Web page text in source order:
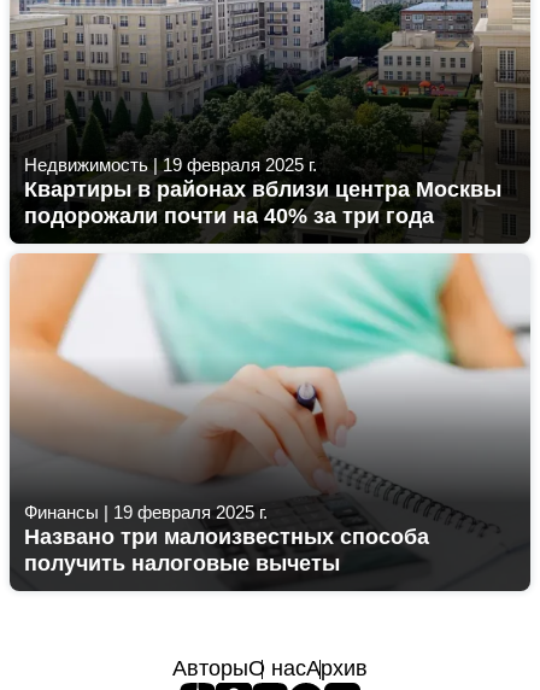
Недвижимость | 19 февраля 2025 г.
Квартиры в районах вблизи центра Москвы
подорожали почти на 40% за три года
Финансы | 19 февраля 2025 г.
Названо три малоизвестных способа
получить налоговые вычеты
АвторыО насАрхив